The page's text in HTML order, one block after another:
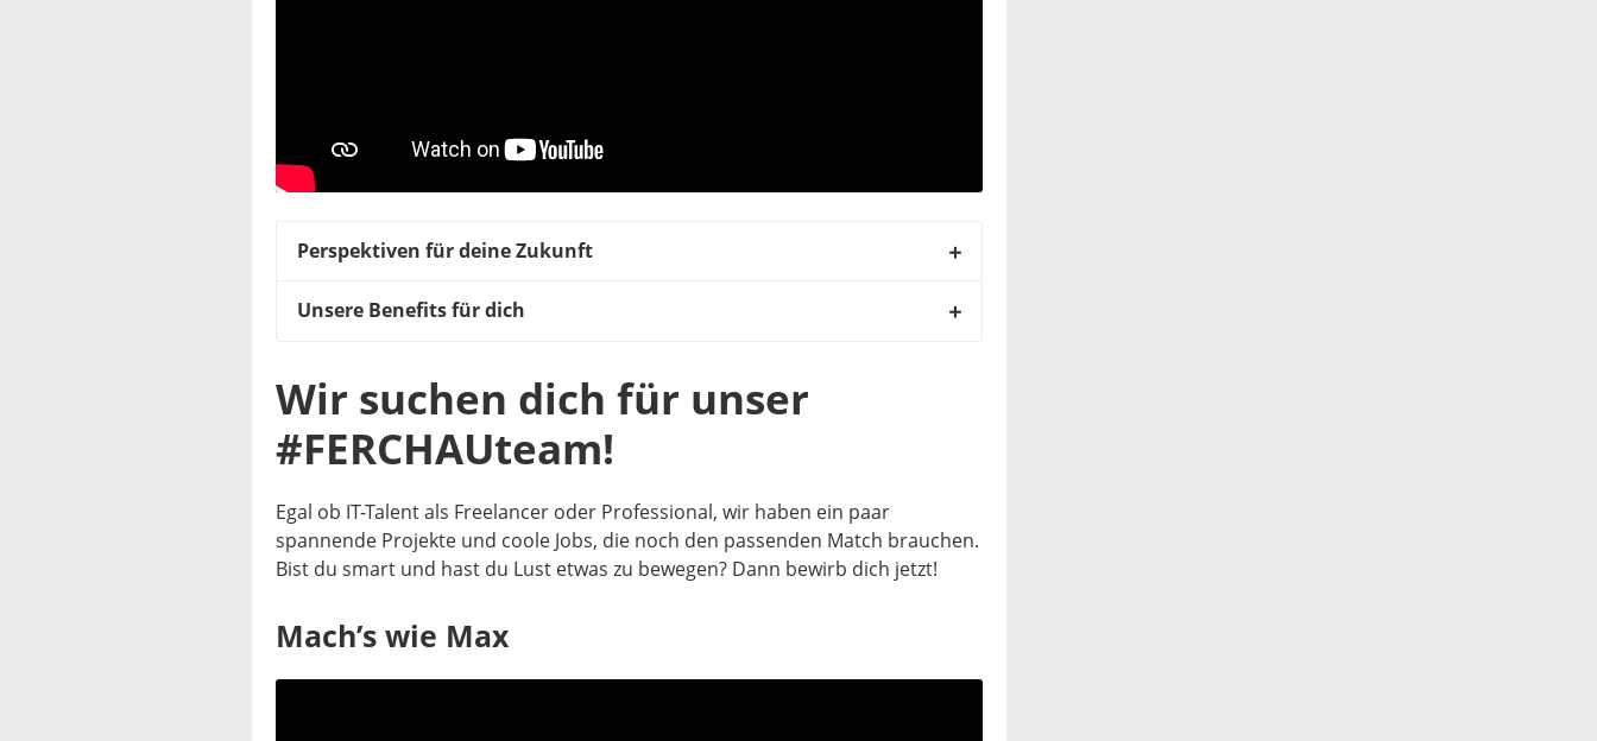
Perspektiven für deine Zukunft
Unsere Benefits für dich
Wir suchen dich für unser
#FERCHAUteam!
Egal ob IT-Talent als Freelancer oder Professional, wir haben ein paar
spannende Projekte und coole Jobs, die noch den passenden Match brauchen.
Bist du smart und hast du Lust etwas zu bewegen? Dann bewirb dich jetzt!
Mach’s wie Max